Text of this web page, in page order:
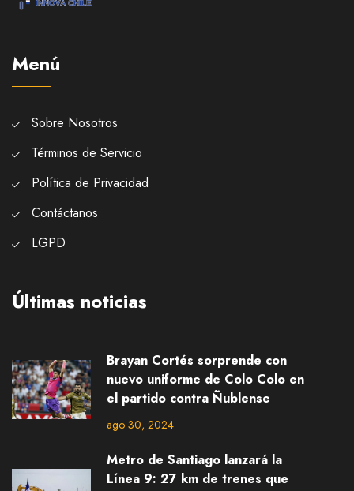
Menú
Sobre Nosotros
Términos de Servicio
Política de Privacidad
Contáctanos
LGPD
Últimas noticias
Brayan Cortés sorprende con
nuevo uniforme de Colo Colo en
el partido contra Ñublense
ago 30, 2024
Metro de Santiago lanzará la
Línea 9: 27 km de trenes que